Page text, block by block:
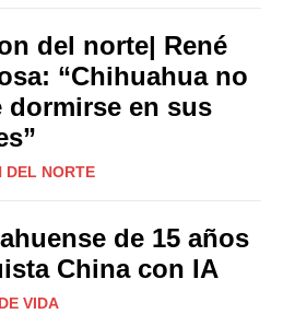
del norte| René
“Chihuahua no
dormirse en sus
DEL NORTE
de 15 años
China con IA
VIDA